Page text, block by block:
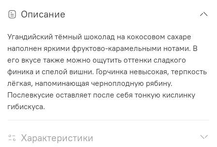
Описание
Угандийский тёмный шоколад на кокосовом сахаре
наполнен яркими фруктово-карамельными нотами. В
его вкусе также можно ощутить оттенки сладкого
финика и спелой вишни. Горчинка невысокая, терпкость
лёгкая, напоминающая черноплодную рябину.
Послевкусие оставляет после себя тонкую кислинку
гибискуса.
Характеристики